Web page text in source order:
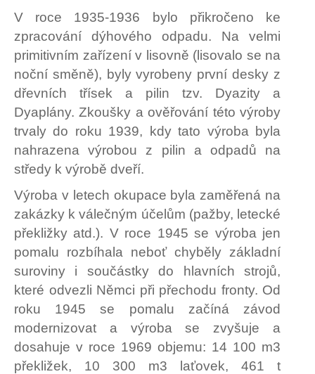
V roce 1935-1936 bylo přikročeno ke
zpracování dýhového odpadu. Na velmi
primitivním zařízení v lisovně (lisovalo se na
noční směně), byly vyrobeny první desky z
dřevních třísek a pilin tzv. Dyazity a
Dyaplány. Zkoušky a ověřování této výroby
trvaly do roku 1939, kdy tato výroba byla
nahrazena výrobou z pilin a odpadů na
středy k výrobě dveří.
Výroba v letech okupace byla zaměřená na
zakázky k válečným účelům (pažby, letecké
překližky atd.). V roce 1945 se výroba jen
pomalu rozbíhala neboť chyběly základní
suroviny i součástky do hlavních strojů,
které odvezli Němci při přechodu fronty. Od
roku 1945 se pomalu začíná závod
modernizovat a výroba se zvyšuje a
dosahuje v roce 1969 objemu: 14 100 m3
překližek, 10 300 m3 laťovek, 461 t